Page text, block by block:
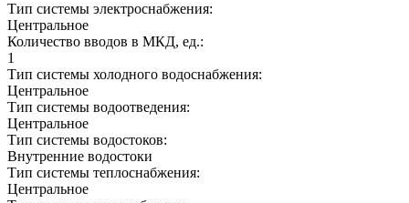
Тип системы электроснабжения:
Центральное
Количество вводов в МКД, ед.:
1
Тип системы холодного водоснабжения:
Центральное
Тип системы водоотведения:
Центральное
Тип системы водостоков:
Внутренние водостоки
Тип системы теплоснабжения:
Центральное